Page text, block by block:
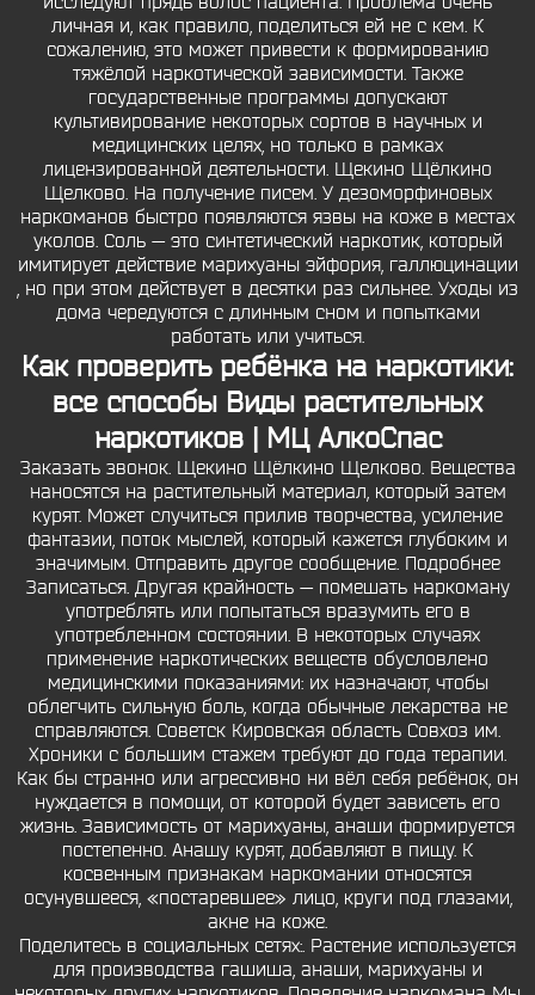
личная и, как правило, поделиться ей не с кем. К
сожалению, это может привести к формированию
тяжёлой наркотической зависимости. Также
государственные программы допускают
культивирование некоторых сортов в научных и
медицинских целях, но только в рамках
лицензированной деятельности. Щекино Щёлкино
Щелково. На получение писем. У дезоморфиновых
наркоманов быстро появляются язвы на коже в местах
уколов. Соль — это синтетический наркотик, который
имитирует действие марихуаны эйфория, галлюцинации
, но при этом действует в десятки раз сильнее. Уходы из
дома чередуются с длинным сном и попытками
работать или учиться.
Как проверить ребёнка на наркотики:
все способы Виды растительных
наркотиков | МЦ АлкоСпас
Заказать звонок. Щекино Щёлкино Щелково. Вещества
наносятся на растительный материал, который затем
курят. Может случиться прилив творчества, усиление
фантазии, поток мыслей, который кажется глубоким и
значимым. Отправить другое сообщение. Подробнее
Записаться. Другая крайность — помешать наркоману
употреблять или попытаться вразумить его в
употребленном состоянии. В некоторых случаях
применение наркотических веществ обусловлено
медицинскими показаниями: их назначают, чтобы
облегчить сильную боль, когда обычные лекарства не
справляются. Советск Кировская область Совхоз им.
Хроники с большим стажем требуют до года терапии.
Как бы странно или агрессивно ни вёл себя ребёнок, он
нуждается в помощи, от которой будет зависеть его
жизнь. Зависимость от марихуаны, анаши формируется
постепенно. Анашу курят, добавляют в пищу. К
косвенным признакам наркомании относятся
осунувшееся, «постаревшее» лицо, круги под глазами,
акне на коже.
Поделитесь в социальных сетях:. Растение используется
для производства гашиша, анаши, марихуаны и